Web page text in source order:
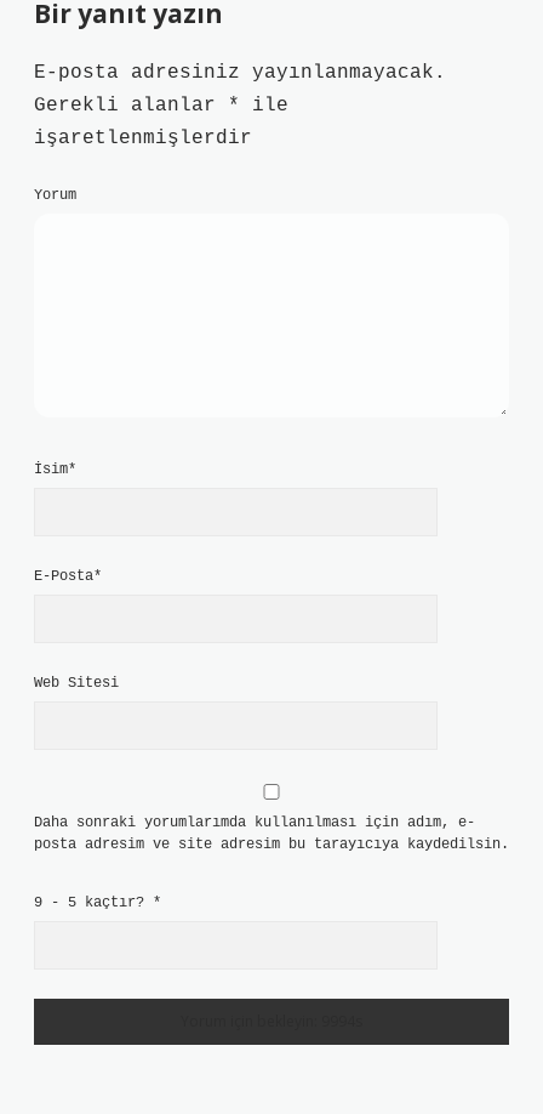
Bir yanıt yazın
E-posta adresiniz yayınlanmayacak.
Gerekli alanlar
*
ile
işaretlenmişlerdir
Yorum
İsim*
E-Posta*
Web Sitesi
Daha sonraki yorumlarımda kullanılması için adım, e-
posta adresim ve site adresim bu tarayıcıya kaydedilsin.
9 - 5 kaçtır? *